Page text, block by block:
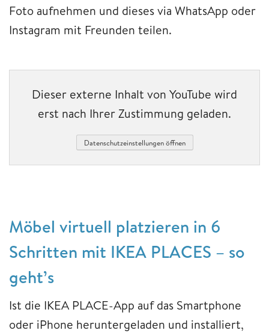
Foto aufnehmen und dieses via WhatsApp oder
Instagram mit Freunden teilen.
Dieser externe Inhalt von YouTube wird
erst nach Ihrer Zustimmung geladen.
Datenschutzeinstellungen öffnen
Möbel virtuell platzieren in 6
Schritten mit IKEA PLACES – so
geht’s
Ist die IKEA PLACE-App auf das Smartphone
oder iPhone heruntergeladen und installiert,